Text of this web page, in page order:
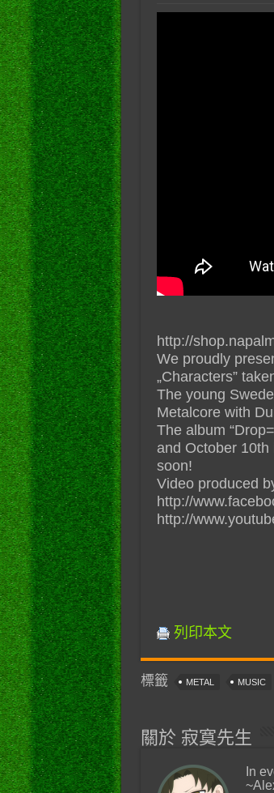
http://
We proudly
„Characters”
The young
Metalcore with
The album
and October
soon!
Video produced
http://
http://
列印本文
標籤 METAL MUSIC
關於 寂寞先生
In